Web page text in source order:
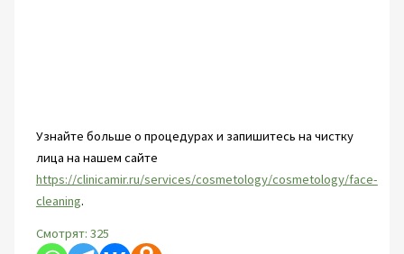
Узнайте больше о процедурах и запишитесь на чистку
лица на нашем сайте
https://clinicamir.ru/services/cosmetology/cosmetology/face-
cleaning.
Смотрят: 325